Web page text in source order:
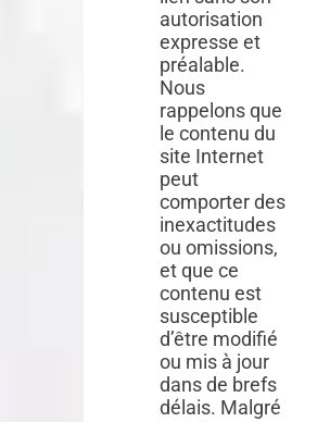
autorisation
expresse et
préalable.
Nous
rappelons que
le contenu du
site Internet
peut
comporter des
inexactitudes
ou omissions,
et que ce
contenu est
susceptible
d’être modifié
ou mis à jour
dans de brefs
délais. Malgré